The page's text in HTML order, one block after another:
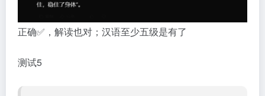
正确✅，解读也对；汉语至少五级是有了
测试5